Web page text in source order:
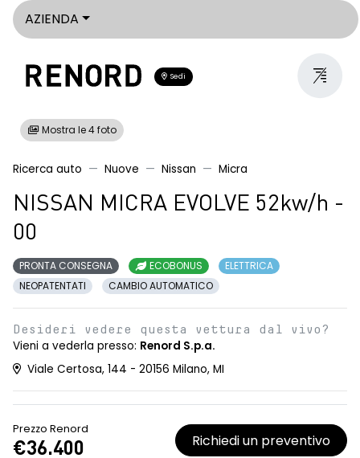
AZIENDA
Sedi
Mostra le 4 foto
Ricerca auto Nuove Nissan Micra
NISSAN MICRA EVOLVE 52kw/h -
00
PRONTA CONSEGNA ECOBONUS
ELETTRICA
NEOPATENTATI
CAMBIO AUTOMATICO
Desideri vedere questa vettura dal vivo?
Vieni a vederla presso: Renord S.p.a.
Viale Certosa, 144 - 20156 Milano, MI
Prezzo Renord
€36.400 Richiedi un preventivo